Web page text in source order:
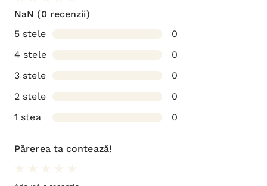
NaN (0 recenzii)
5 stele
0
4 stele
0
3 stele
0
2 stele
0
1 stea
0
Părerea ta contează!